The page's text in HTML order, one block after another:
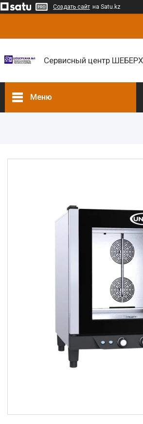
Создать сайт на Satu.kz
Сервисный центр
Меню